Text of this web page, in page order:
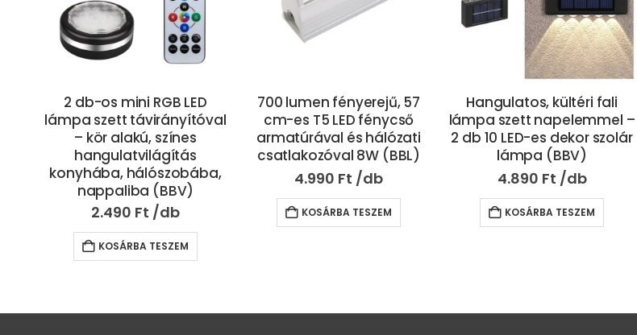
700 lumen fényerejű, 57
cm-es T5 LED fénycső
armatúrával és hálózati
csatlakozóval 8W (BBL)
4.990Ft
KOSÁRBA TESZEM
Hangulatos, kültéri fali
lámpa szett napelemmel –
2 db 10 LED-es dekor szolár
lámpa (BBV)
4.890 Ft
KOSÁRBA TESZEM
Gömb alakú dekor lámpa
– rusztikus, madzagból
kötött felülettel –
hangulatos éjszakai fény
(BBV)
3.890Ft
KOSÁRBA TESZEM